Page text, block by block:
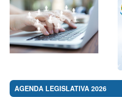
AGENDA LEGISLATIVA 2026